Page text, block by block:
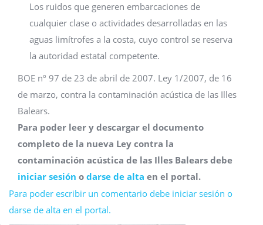
Los ruidos que generen embarcaciones de
cualquier clase o actividades desarrolladas en las
aguas limítrofes a la costa, cuyo control se reserva
la autoridad estatal competente.
BOE nº 97 de 23 de abril de 2007. Ley 1/2007, de 16
de marzo, contra la contaminación acústica de las Illes
Balears.
Para poder leer y descargar el documento
completo de la nueva Ley contra la
contaminación acústica de las Illes Balears debe
iniciar sesión o darse de alta en el portal.
Para poder escribir un comentario debe iniciar sesión o
darse de alta en el portal.